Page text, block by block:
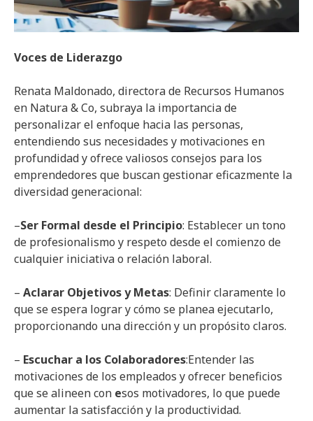
Voces de Liderazgo
Renata Maldonado, directora de Recursos Humanos
en Natura & Co, subraya la importancia de
personalizar el enfoque hacia las personas,
entendiendo sus necesidades y motivaciones en
profundidad y ofrece valiosos consejos para los
emprendedores que buscan gestionar eficazmente la
diversidad generacional:
–Ser Formal desde el Principio: Establecer un tono
de profesionalismo y respeto desde el comienzo de
cualquier iniciativa o relación laboral.
– Aclarar Objetivos y Metas: Definir claramente lo
que se espera lograr y cómo se planea ejecutarlo,
proporcionando una dirección y un propósito claros.
– Escuchar a los Colaboradores:Entender las
motivaciones de los empleados y ofrecer beneficios
que se alineen con esos motivadores, lo que puede
aumentar la satisfacción y la productividad.